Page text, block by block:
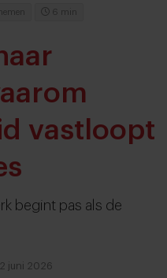
6 min
vastloopt
begint pas als de
juni 2026